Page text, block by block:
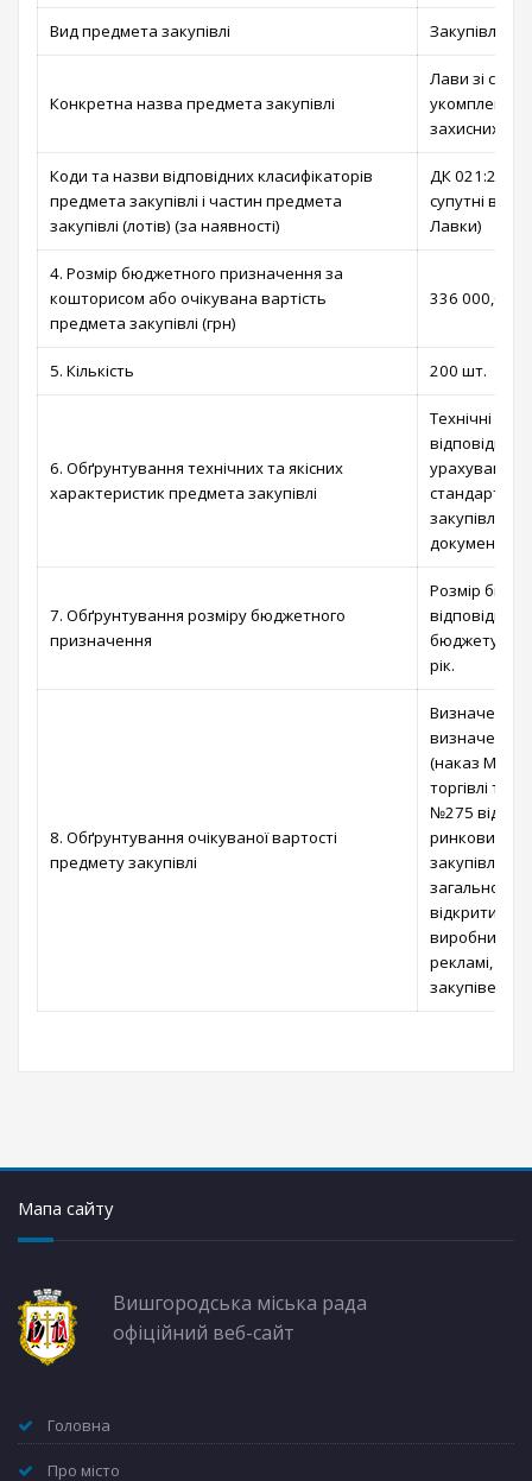
Вид предмета закупівлі Закупівля
Конкретна назва предмета закупівлі
Лави зі
захисних
Коди та назви відповідних класифікаторів
предмета закупівлі і частин предмета
закупівлі (лотів) (за наявності)
ДК
супутні
Лавки)
4. Розмір бюджетного призначення за
кошторисом або очікувана вартість
предмета закупівлі (грн)
336 000,00
5. Кількість 200 шт.
6. Обґрунтування технічних та якісних
характеристик предмета закупівлі
Технічні та
відповідно
стандартів
закупівлі;
документації.
7. Обґрунтування розміру бюджетного
призначення
Розмір
відповідно
бюджету
рік.
8. Обґрунтування очікуваної вартості
предмету закупівлі
Визначено
визначення
(наказ
торгівлі та
№275 від
ринкових
закупівлі,
відкритих
виробників,
рекламі,
закупівель
Мапа сайту
Вишгородська міська рада
офіційний веб-сайт
Головна
Про місто